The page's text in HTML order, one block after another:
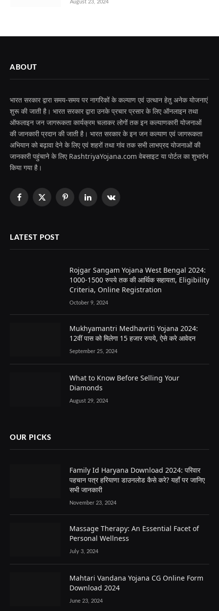
August 23, 2024
ABOUT
भारत सरकार द्वारा समय-समय पर नागरिकों के कल्याण एवं उत्थान हेतु अनेक योजनाएं
शुरू की जाती है। भारत सरकार द्वारा उनके प्रचार प्रसार के लिए ऑनलाइन तथा
ऑफलाइन जन जागरूकता कार्यक्रम चलाकर लोगों तक इन कल्याणकारी योजनाओं
की जानकारी प्रदान की जाती है। भारत सरकार के इन जन कल्याण एवं जागरूकता
अभियान को बढ़ावा देने के लिए एवं शहरों तथा गांव तक सभी लाभप्रद योजनाओं की
जानकारी पहुंचाने के लिए RashtriyaYojana.com वेबसाइट या पोर्टल का शुभारंभ
किया गया है।
Facebook
X
PinterestLinkedInVKontakte
LATEST POST
Rojgar Sangam Yojana West Bengal 2024:
1000-1500 रुपये तक की आर्थिक सहायता, Eligibility
Criteria, Online Registration
October 9, 2024
Mukhyamantri Medhavriti Yojana 2024:
12वीं पास को मिलेगा 15 हजार रुपये, ऐसे करे आवेदन
September 25, 2024
What to Know Before Selling Your
Diamonds
August 29, 2024
OUR PICKS
Family Id Haryana Download 2024: परिवार
पहचान पत्र हरियाणा डाउनलोड कैसे करे? यहाँ पर जानिए
सभी जानकारी
November 23, 2024
Massage Therapy: An Essential Facet of
Personal Wellness
July 3, 2024
Mahtari Vandana Yojana CG Online Form
Download 2024
June 23, 2024